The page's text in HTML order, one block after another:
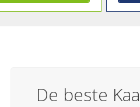
De beste